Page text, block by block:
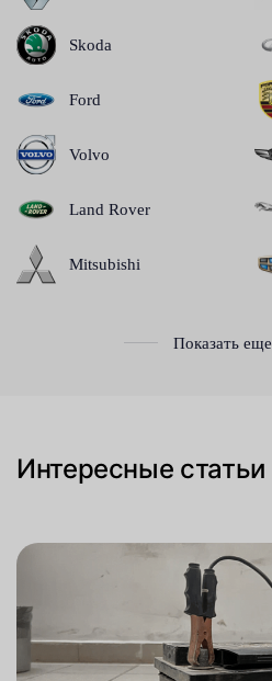
Skoda
Ford
Volvo
Land Rover
Mitsubishi
Показать еще
Интересные статьи